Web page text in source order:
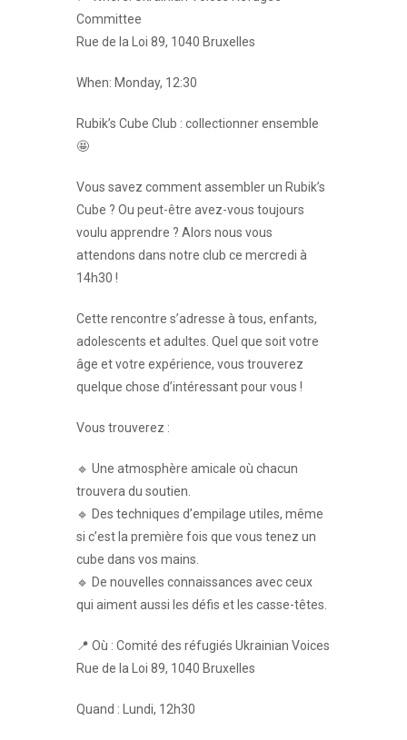
Committee
Rue de la Loi 89, 1040 Bruxelles
When: Monday, 12:30
Rubik’s Cube Club : collectionner ensemble
🤩
Vous savez comment assembler un Rubik’s
Cube ? Ou peut-être avez-vous toujours
voulu apprendre ? Alors nous vous
attendons dans notre club ce mercredi à
14h30 !
Cette rencontre s’adresse à tous, enfants,
adolescents et adultes. Quel que soit votre
âge et votre expérience, vous trouverez
quelque chose d’intéressant pour vous !
Vous trouverez :
🔹 Une atmosphère amicale où chacun
trouvera du soutien.
🔹 Des techniques d’empilage utiles, même
si c’est la première fois que vous tenez un
cube dans vos mains.
🔹 De nouvelles connaissances avec ceux
qui aiment aussi les défis et les casse-têtes.
📍 Où : Comité des réfugiés Ukrainian Voices
Rue de la Loi 89, 1040 Bruxelles
Quand : Lundi, 12h30